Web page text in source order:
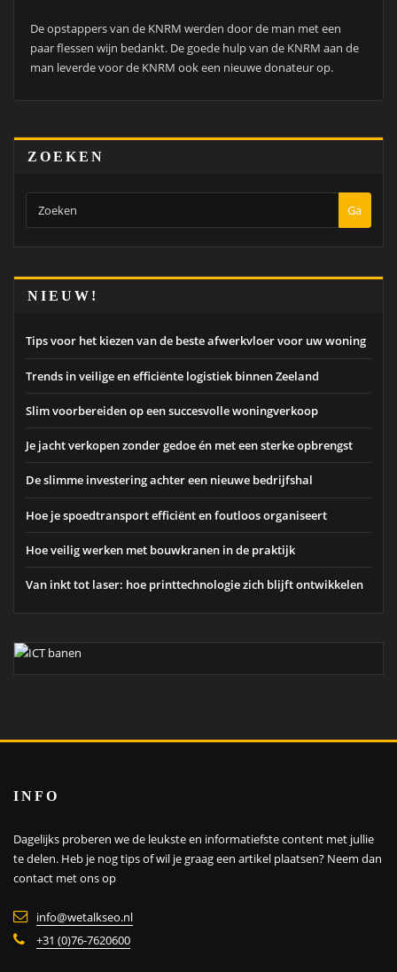
De opstappers van de KNRM werden door de man met een
paar flessen wijn bedankt. De goede hulp van de KNRM aan de
man leverde voor de KNRM ook een nieuwe donateur op.
ZOEKEN
Ga
NIEUW!
Tips voor het kiezen van de beste afwerkvloer voor uw woning
Trends in veilige en efficiënte logistiek binnen Zeeland
Slim voorbereiden op een succesvolle woningverkoop
Je jacht verkopen zonder gedoe én met een sterke opbrengst
De slimme investering achter een nieuwe bedrijfshal
Hoe je spoedtransport efficiënt en foutloos organiseert
Hoe veilig werken met bouwkranen in de praktijk
Van inkt tot laser: hoe printtechnologie zich blijft ontwikkelen
INFO
Dagelijks proberen we de leukste en informatiefste content met jullie
te delen. Heb je nog tips of wil je graag een artikel plaatsen? Neem dan
contact met ons op
info@wetalkseo.nl
+31 (0)76-7620600